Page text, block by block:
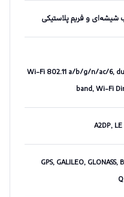
شیشه‌ای و فریم پلاستیکی
Wi-Fi 802.11 a/b/g/n/ac/6,
band, Wi-Fi
GPS, GALILEO, GLONASS,